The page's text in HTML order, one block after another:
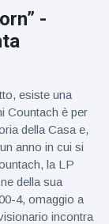
-
esiste una
Countach è per
della Casa e,
anno in cui si
la LP
della sua
4, omaggio a
incontra